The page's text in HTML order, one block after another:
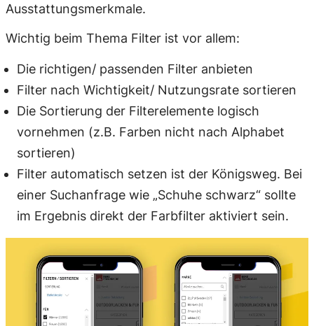
Ausstattungsmerkmale.
Wichtig beim Thema Filter ist vor allem:
Die richtigen/ passenden Filter anbieten
Filter nach Wichtigkeit/ Nutzungsrate sortieren
Die Sortierung der Filterelemente logisch
vornehmen (z.B. Farben nicht nach Alphabet
sortieren)
Filter automatisch setzen ist der Königsweg. Bei
einer Suchanfrage wie „Schuhe schwarz“ sollte
im Ergebnis direkt der Farbfilter aktiviert sein.